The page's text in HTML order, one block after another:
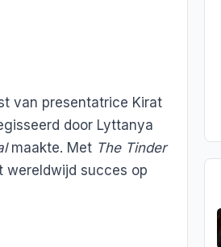
van presentatrice Kirat
door Lyttanya
maakte. Met The Tinder
wereldwijd succes op